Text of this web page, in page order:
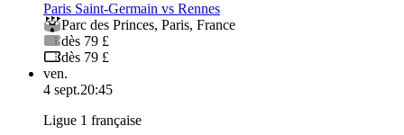
Paris Saint-Germain vs Rennes
Parc des Princes, Paris, France
dès 79 £
dès 79 £
ven.
4 sept.20:45
Ligue 1 française